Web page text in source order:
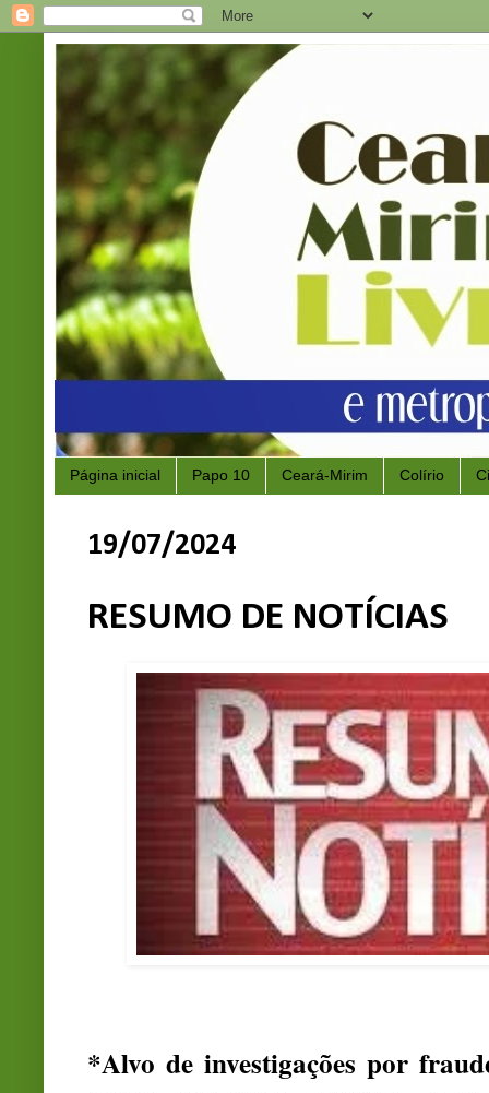
Página inicial Papo 10 Ceará-Mirim Colírio
19/07/2024
RESUMO DE NOTÍCIAS
*Alvo de investigações por